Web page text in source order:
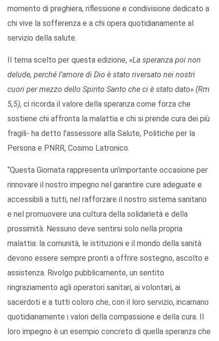
momento di preghiera, riflessione e condivisione dedicato a
chi vive la sofferenza e a chi opera quotidianamente al
servizio della salute.
Il tema scelto per questa edizione, «La speranza poi non
delude, perché l’amore di Dio è stato riversato nei nostri
cuori per mezzo dello Spirito Santo che ci è stato dato» (Rm
5,5), ci ricorda il valore della speranza come forza che
sostiene chi affronta la malattia e chi si prende cura dei più
fragili- ha detto l’assessore alla Salute, Politiche per la
Persona e PNRR, Cosimo Latronico.
“Questa Giornata rappresenta un’importante occasione per
rinnovare il nostro impegno nel garantire cure adeguate e
accessibili a tutti, nel rafforzare il nostro sistema sanitario
e nel promuovere una cultura della solidarietà e della
prossimità. Nessuno deve sentirsi solo nella propria
malattia: la comunità, le istituzioni e il mondo della sanità
devono essere sempre pronti a offrire sostegno, ascolto e
assistenza. Rivolgo pubblicamente, un sentito
ringraziamento agli operatori sanitari, ai volontari, ai
sacerdoti e a tutti coloro che, con il loro servizio, incarnano
quotidianamente i valori della compassione e della cura. Il
loro impegno è un esempio concreto di quella speranza che